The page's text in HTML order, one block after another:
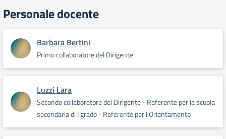
Personale docente
Barbara Bertini
Primo collaboratore del Dirigente
Luzzi Lara
Secondo collaboratore del Dirigente - Referente per la scuola
secondaria di I grado - Referente per l'Orientamento